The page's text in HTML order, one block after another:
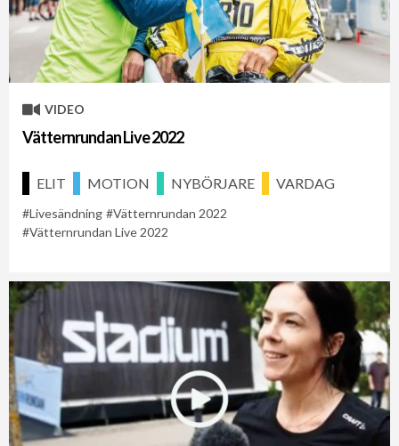
VIDEO
Vätternrundan Live 2022
ELIT MOTION NYBÖRJARE VARDAG
Livesändning
Vätternrundan 2022
Vätternrundan Live 2022